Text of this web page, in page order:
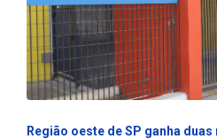
Região oeste de SP ganha